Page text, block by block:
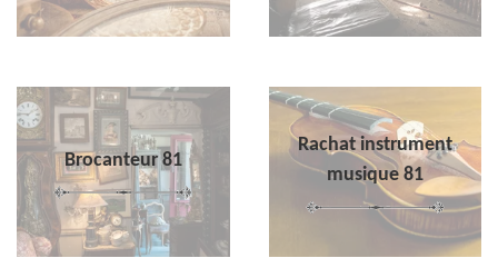
Brocanteur 81
Rachat instrument
musique 81